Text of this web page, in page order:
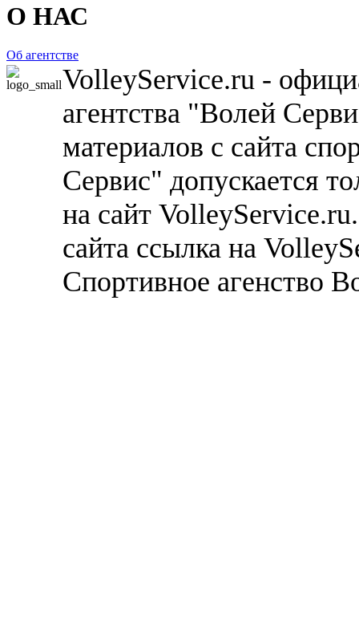
О НАС
Об агентстве
VolleyService.ru -
агентства "Волей
материалов с сайта
Сервис" допускается
на сайт
сайта ссылка на
Спортивное агенство